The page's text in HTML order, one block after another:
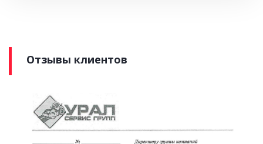
Отзывы клиентов